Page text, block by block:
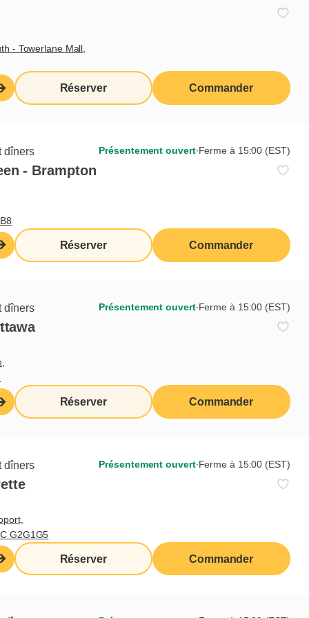
- Towerlane Mall,
Réserver Commander
dîners Présentement ouvert∙Ferme à 15:00 (EST)
- Brampton
Réserver Commander
dîners Présentement ouvert∙Ferme à 15:00 (EST)
Réserver Commander
dîners Présentement ouvert∙Ferme à 15:00 (EST)
G2G1G5
Réserver Commander
des mots ordinaires,
dans le présent. Prenez
de créer des liens sans
Peut-être est-ce ainsi que
une équipe ou un résultat.
et employés. Aujourd’hui
l’humanité des gens
l’oreiller, je l’imagine plus
Je m’active, je fais ce que je